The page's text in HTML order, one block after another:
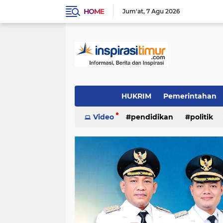
HOME Jum'at 7 Agu 2026
Indeks
HUKRIM
(1502)
Pemerintahan
(1324)
PENDIDIKAN POLITIK
(337) (244)
Daerah
(96)
OTOMOTIF
(90)
LIFE STYLE
Video pendidikan politik
video/foto